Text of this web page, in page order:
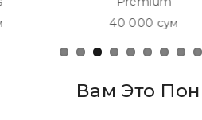
40 000 сум
Вам Это